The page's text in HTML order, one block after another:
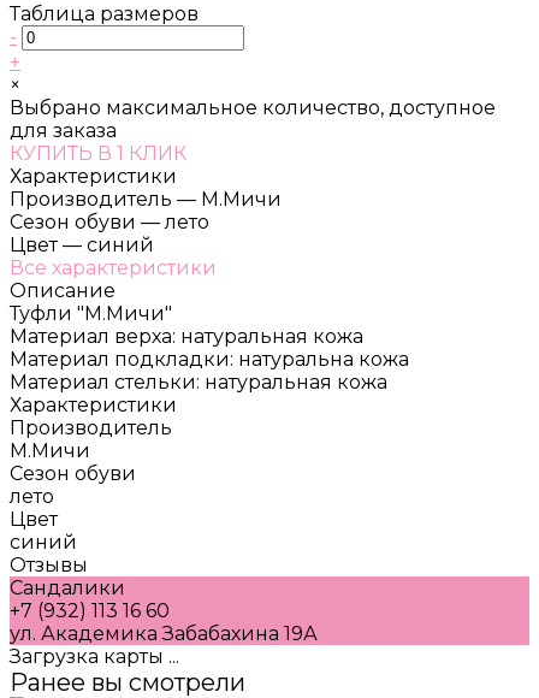
Таблица размеров
-
+
×
Выбрано максимальное количество, доступное
для заказа
КУПИТЬ В 1 КЛИК
Характеристики
Производитель — М.Мичи
Сезон обуви — лето
Цвет — синий
Все характеристики
Описание
Туфли "М.Мичи"
Материал верха: натуральная кожа
Материал подкладки: натуральна кожа
Материал стельки: натуральная кожа
Характеристики
Производитель
М.Мичи
Сезон обуви
лето
Цвет
синий
Отзывы
Сандалики
+7 (932) 113 16 60
ул. Академика Забабахина 19А
Загрузка карты ...
Ранее вы смотрели